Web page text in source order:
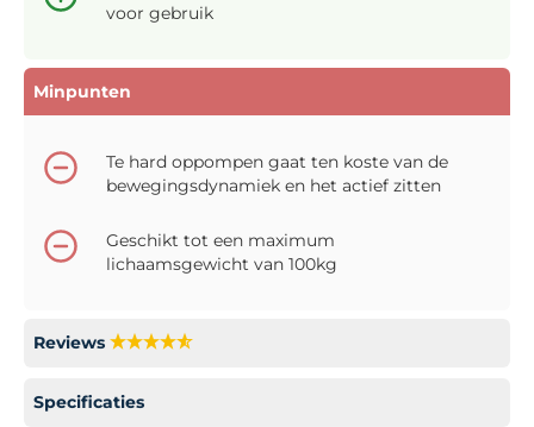
voor gebruik
Minpunten
Te hard oppompen gaat ten koste van de
bewegingsdynamiek en het actief zitten
Geschikt tot een maximum
lichaamsgewicht van 100kg
Reviews
Specificaties